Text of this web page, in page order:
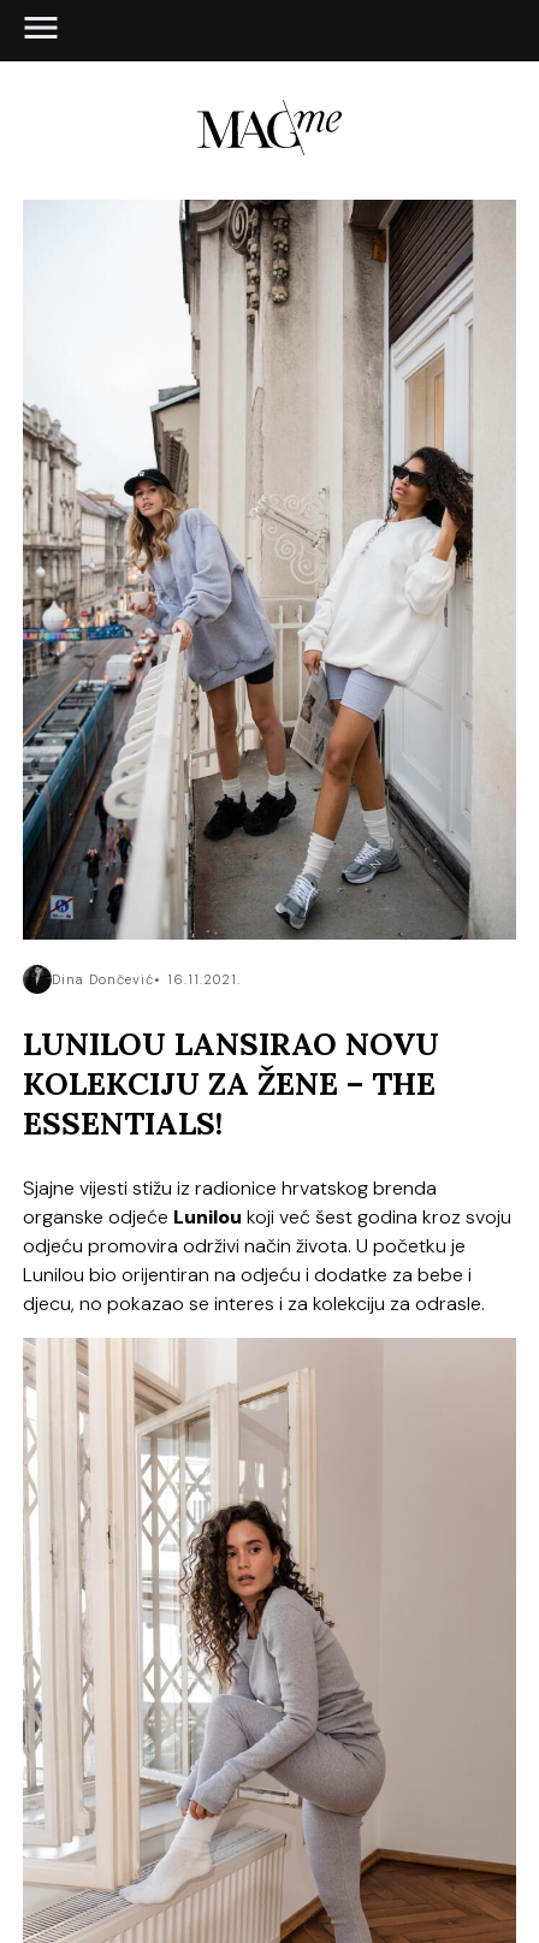
Dina Dončević 16.11.2021.
LUNILOU LANSIRAO NOVU
KOLEKCIJU ZA ŽENE – THE
ESSENTIALS!
Sjajne vijesti stižu iz radionice hrvatskog brenda
organske odjeće Lunilou koji već šest godina kroz svoju
odjeću promovira održivi način života. U početku je
Lunilou bio orijentiran na odjeću i dodatke za bebe i
djecu, no pokazao se interes i za kolekciju za odrasle.